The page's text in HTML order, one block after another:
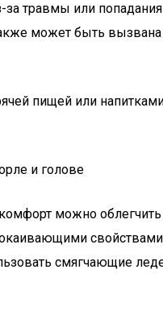
за травмы или
может быть
пищей или
и голове
можно
смягчающие